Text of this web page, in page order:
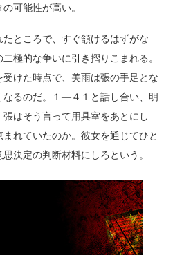
可能性が高い。
ところで、すぐ頷けるはずがな
極的な争いに引き摺りこまれる。
けた時点で、美雨は張の手足とな
なるのだ。１―４１と話し合い、明
はそう言って用具室をあとにし
れていたのか。彼女を通じてひと
決定の判断材料にしろという。